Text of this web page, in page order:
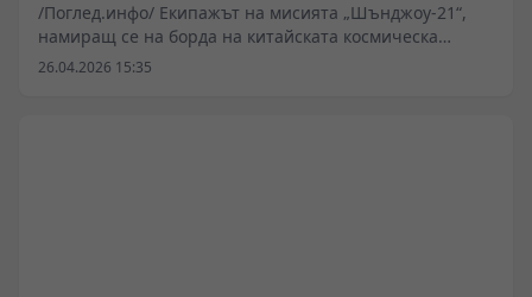
/Поглед.инфо/ Екипажът на мисията „Шънджоу-21“,
намиращ се на борда на китайската космическа
станция „Тиенгун“, изпрати видео послание по случай
26.04.2026 15:35